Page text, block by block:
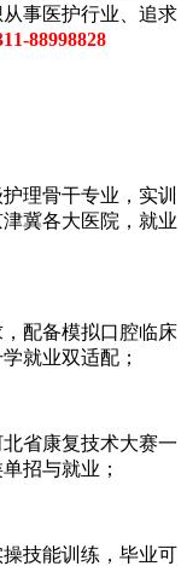
事医护行业、追求
88998828
理骨干专业，实训
冀各大医院，就业
配备模拟口腔临床
就业双适配；
省康复技术大赛一
招与就业；
技能训练，毕业可